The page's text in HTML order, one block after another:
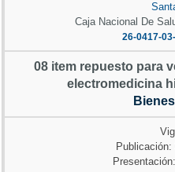
Caja Nacional De
26-0417-
08 item repuesto para
electromedicina